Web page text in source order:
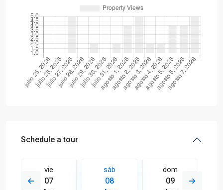
Schedule a tour
vie
07
sáb
08
dom
09